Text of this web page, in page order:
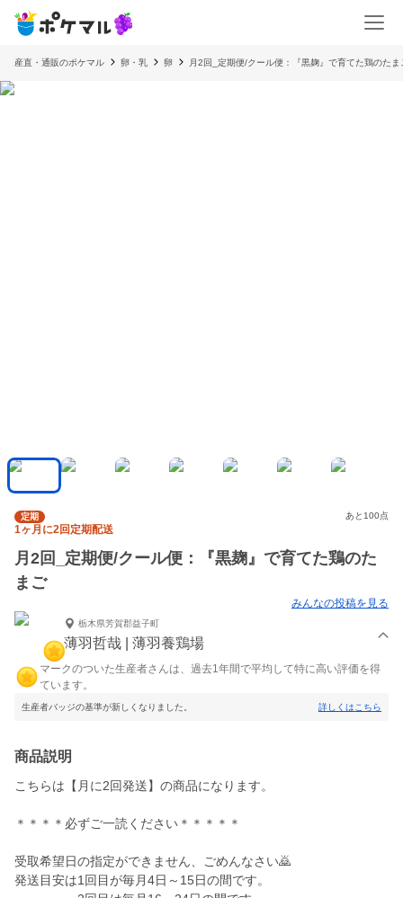
産直・通販のポケマル 卵・乳 卵 月2回_定期便/クール便：『黒麹』で育てた鶏のたま
定期 あと100点
1ヶ月に2回定期配送
月2回_定期便/クール便：『黒麹』で育てた鶏のた
まご
みんなの投稿を見る
栃木県芳賀郡益子町
薄羽哲哉 | 薄羽養鶏場
マークのついた生産者さんは、過去1年間で平均して特に高い評価を得
ています。
生産者バッジの基準が新しくなりました。 詳しくはこちら
商品説明
こちらは【月に2回発送】の商品になります。
＊＊＊＊必ずご一読ください＊＊＊＊＊
受取希望日の指定ができません、ごめんなさい🙇
発送目安は1回目が毎月4日～15日の間です。